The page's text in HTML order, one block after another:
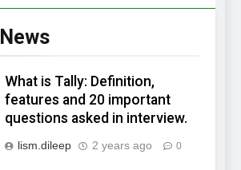
What is Tally: Definition,
features and 20 important
questions asked in interview.
lism.dileep 2 years ago 0